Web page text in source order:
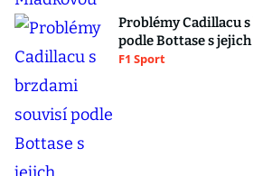
Problémy Cadillacu
podle Bottase s
F1 Sport